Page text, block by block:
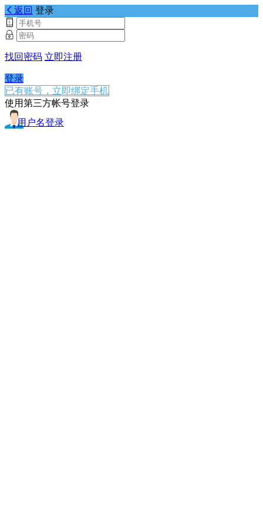
返回 登录
找回密码 立即注册
登录
已有账号，立即绑定手机
使用第三方帐号登录
用户名登录